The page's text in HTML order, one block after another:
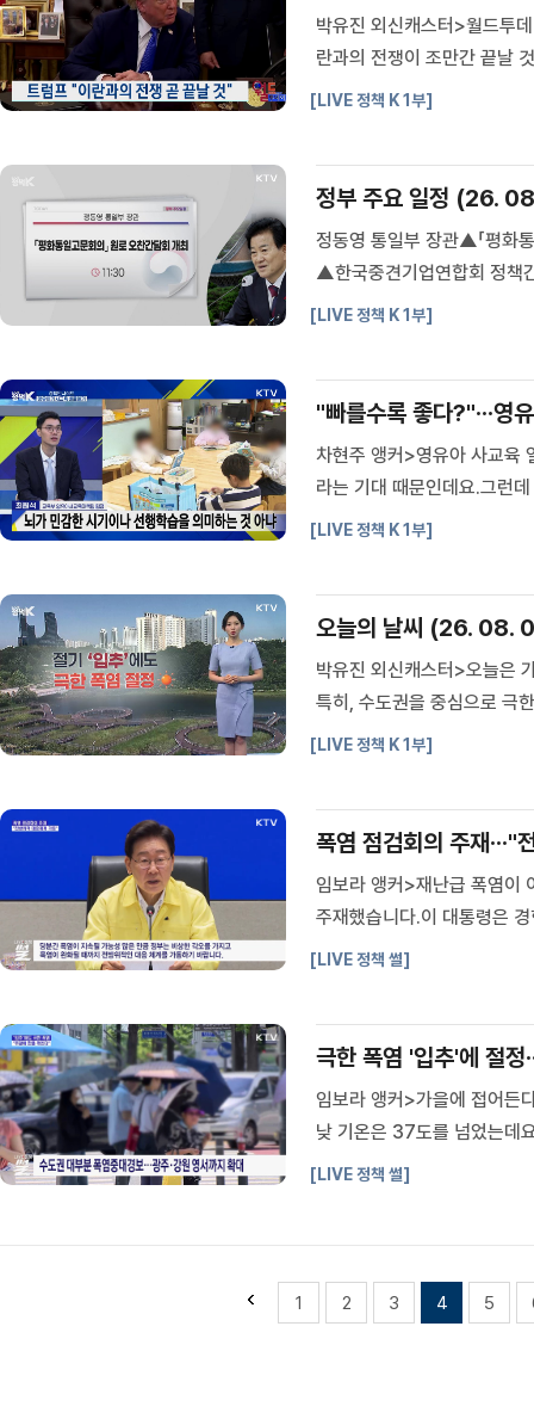
박유진 외신캐스터>월드투
란과의 전쟁이 조만간 끝날
래 버티기는 어려울 것이라
[LIVE 정책 K 1부]
정부 주요 일정 (26.
정동영 통일부 장관▲「평화
▲한국중견기업연합회 정책
[LIVE 정책 K 1부]
"빠를수록 좋다?"···영
차현주 앵커>영유아 사교육
라는 기대 때문인데요.그런
과가 나왔습니다.자세한 내
[LIVE 정책 K 1부]
오늘의 날씨 (26. 08.
박유진 외신캐스터>오늘은
특히, 수도권을 중심으로 극
들어 가장 뜨거운 날이 예상
[LIVE 정책 K 1부]
폭염 점검회의 주재
임보라 앵커>재난급 폭염이
주재했습니다.이 대통령은
위적인 대응 체계를 가동할
[LIVE 정책 썰]
극한 폭염 '입추'에 절정
임보라 앵커>가을에 접어든
낮 기온은 37도를 넘었는데
석 기자>쏟아지는 햇빛에
[LIVE 정책 썰]
1 2 3 4 5